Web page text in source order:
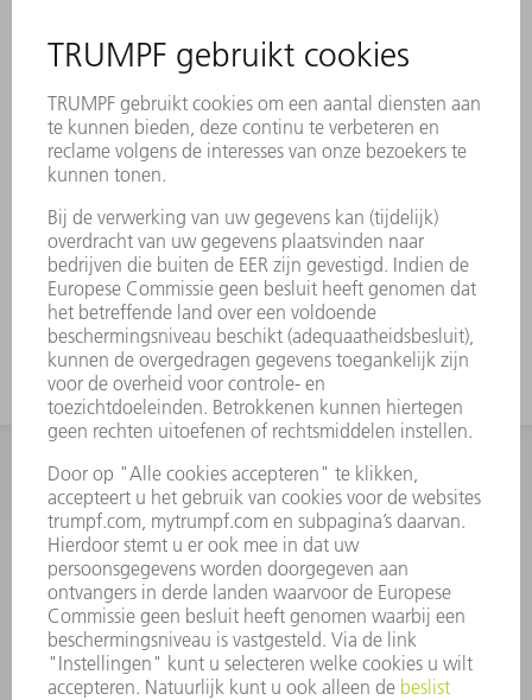
INFORMATIE
Veel gestelde vragen
Algemene voorwaarden
CONTACT
+31 88 4002 400
Ma. - vr. 8.00 - 17.00 uur
onderdelen.tnl@de.trumpf.com